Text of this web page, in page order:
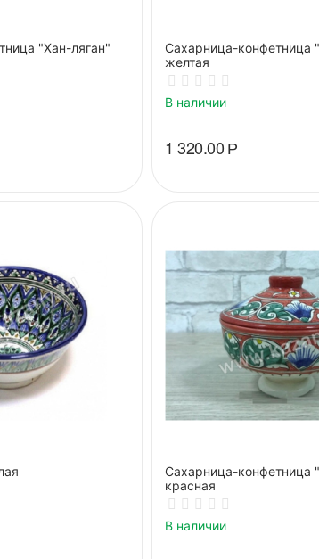
"Хан-ляган"
Сахарница-конфетница
желтая
В наличии
1 320.00Р
Сахарница-конфетница
красная
В наличии